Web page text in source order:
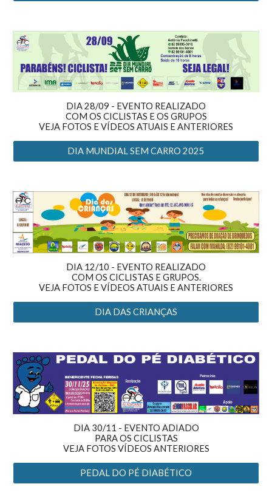
DIA 28/09 - EVENTO REALIZADO
COM OS CICLISTAS E OS GRUPOS
VEJA FOTOS E VÍDEOS ATUAIS EANTERIORES
DIA MUNDIAL SEM CARRO 2025
DIA 12/10 - EVENTO REALIZADO
COM OS CICLISTAS E GRUPOS.
VEJA FOTOS E VÍDEOS ATUAIS E ANTERIORES
DIA DAS CRIANÇAS
DIA 30/11 - EVENTO ADIADO
PARA OS CICLISTAS
VEJA FOTOS VÍDEOS ANTERIORES
PEDAL DO PÉ DIABÉTICO